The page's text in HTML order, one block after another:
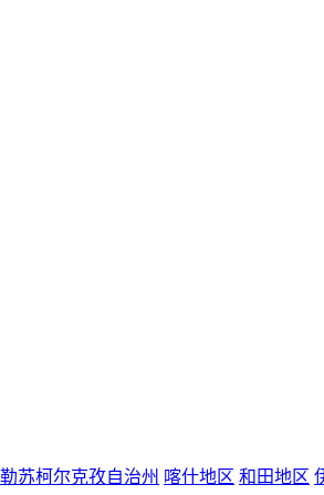
苏柯尔克孜自治州 喀什地区 和田地区